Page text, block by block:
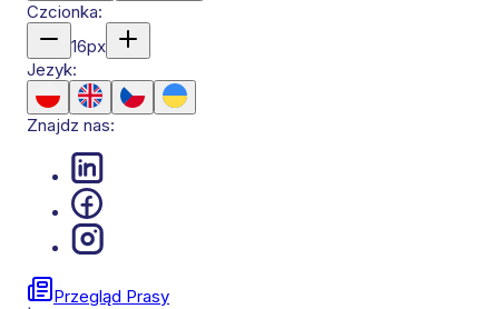
Czcionka:
16px
Jezyk:
Znajdz nas:
Przegląd Prasy